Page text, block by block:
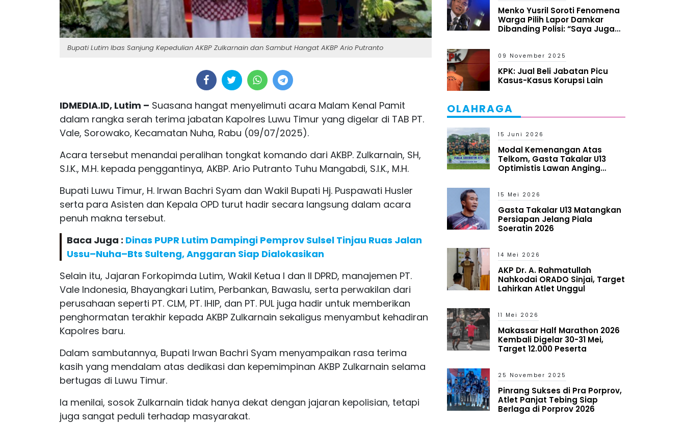
Bupati Lutim Ibas Sanjung Kepedulian AKBP Zulkarnain dan Sambut Hangat AKBP Ario Putranto
IDMEDIA.ID, Lutim – Suasana hangat menyelimuti acara Malam Kenal Pamit
dalam rangka serah terima jabatan Kapolres Luwu Timur yang digelar di TAB PT.
Vale, Sorowako, Kecamatan Nuha, Rabu (09/07/2025).
Acara tersebut menandai peralihan tongkat komando dari AKBP. Zulkarnain, SH,
S.I.K., M.H. kepada penggantinya, AKBP. Ario Putranto Tuhu Mangabdi, S.I.K., M.H.
Bupati Luwu Timur, H. Irwan Bachri Syam dan Wakil Bupati Hj. Puspawati Husler
serta para Asisten dan Kepala OPD turut hadir secara langsung dalam acara
penuh makna tersebut.
Baca Juga : Dinas PUPR Lutim Dampingi Pemprov Sulsel Tinjau Ruas Jalan
Ussu–Nuha–Bts Sulteng, Anggaran Siap Dialokasikan
Selain itu, Jajaran Forkopimda Lutim, Wakil Ketua I dan II DPRD, manajemen PT.
Vale Indonesia, Bhayangkari Lutim, Perbankan, Bawaslu, serta perwakilan dari
perusahaan seperti PT. CLM, PT. IHIP, dan PT. PUL juga hadir untuk memberikan
penghormatan terakhir kepada AKBP Zulkarnain sekaligus menyambut kehadiran
Kapolres baru.
Dalam sambutannya, Bupati Irwan Bachri Syam menyampaikan rasa terima
kasih yang mendalam atas dedikasi dan kepemimpinan AKBP Zulkarnain selama
bertugas di Luwu Timur.
Ia menilai, sosok Zulkarnain tidak hanya dekat dengan jajaran kepolisian, tetapi
juga sangat peduli terhadap masyarakat.
Menko Yusril Soroti Fenomena
Warga Pilih Lapor Damkar
Dibanding Polisi: “Saya Juga
09 November 2025
KPK: Jual Beli Jabatan Picu
Kasus-Kasus Korupsi Lain
OLAHRAGA
15 Juni 2026
Modal Kemenangan Atas
Telkom, Gasta Takalar U13
Optimistis Lawan Anging
15 Mei 2026
Gasta Takalar U13 Matangkan
Persiapan Jelang Piala
Soeratin 2026
14 Mei 2026
AKP Dr. A. Rahmatullah
Nahkodai ORADO Sinjai, Target
Lahirkan Atlet Unggul
11 Mei 2026
Makassar Half Marathon 2026
Kembali Digelar 30-31 Mei,
Target 12.000 Peserta
25 November 2025
Pinrang Sukses di Pra Porprov,
Atlet Panjat Tebing Siap
Berlaga di Porprov 2026